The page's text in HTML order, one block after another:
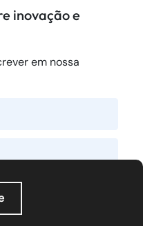
de IA?
inovação e
em nossa
com a